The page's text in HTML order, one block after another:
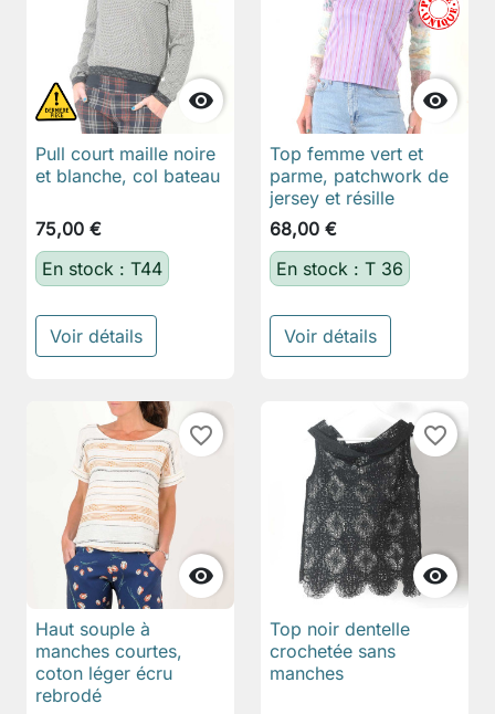

Pull court maille noire
et blanche, col bateau
75,00 €
En stock : T44
Voir détails

Top femme vert et
parme, patchwork de
jersey et résille
68,00 €
En stock : T 36
Voir détails

favorite_border
Haut souple à
manches courtes,
coton léger écru
rebrodé

favorite_border
Top noir dentelle
crochetée sans
manches